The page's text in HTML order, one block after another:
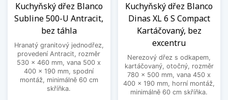
Kuchyňský dřez Blanco
Subline 500-U Antracit,
bez táhla
Hranatý granitový jednodřez,
provedení Antracit, rozměr
530 x 460 mm, vana 500 x
400 x 190 mm, spodní
montáž, minimálně 60 cm
skříňka.
Kuchyňský dřez Blanco
Dinas XL 6 S Compact
Kartáčovaný, bez
excentru
Nerezový dřez s odkapem,
kartáčovaný, otočný, rozměr
780 x 500 mm, vana 450 x
400 x 190 mm, horní montáž,
minimálně 60 cm skříňka.